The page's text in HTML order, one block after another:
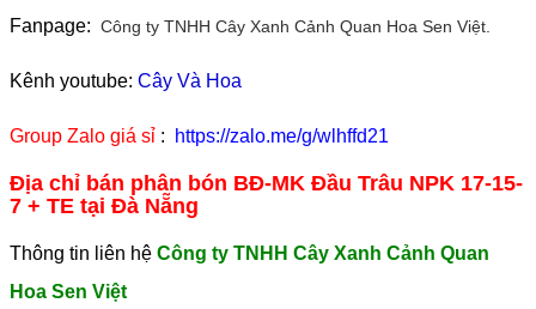
Fanpage: Công ty TNHH Cây Xanh Cảnh Quan Hoa Sen Việt.
Kênh youtube: Cây Và Hoa
Group Zalo giá sỉ : https://zalo.me/g/wlhffd21
Địa chỉ bán phân bón BĐ-MK Đầu Trâu NPK 17-15-
7 + TE tại Đà Nẵng
Thông tin liên hệ Công ty TNHH Cây Xanh Cảnh Quan
Hoa Sen Việt